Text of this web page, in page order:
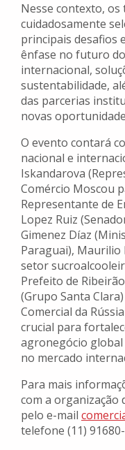
Nesse contexto,
cuidadosamente
principais desafios
ênfase no futuro
internacional,
sustentabilidade,
das parcerias
novas
O evento contará
nacional e
Iskandarova
Comércio Moscou
Representante de
Lopez Ruiz
Gimenez Díaz
Paraguai), Maurilio
setor
Prefeito de
(Grupo Santa
Comercial da
crucial para
agronegócio
no mercado
Para mais
com a organização
pelo e-mail
telefone (11)